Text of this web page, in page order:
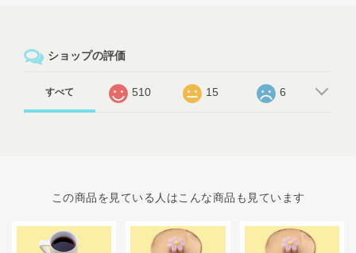
ショップの評価
すべて 510 15 6
この商品を見ている人はこんな商品も見ています